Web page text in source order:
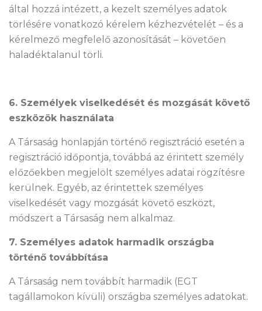
által hozzá intézett, a kezelt személyes adatok
törlésére vonatkozó kérelem kézhezvételét – és a
kérelmező megfelelő azonosítását – követően
haladéktalanul törli.
6. Személyek viselkedését és mozgását követő
eszközök használata
A Társaság honlapján történő regisztráció esetén a
regisztráció időpontja, továbbá az érintett személy
előzőekben megjelölt személyes adatai rögzítésre
kerülnek. Egyéb, az érintettek személyes
viselkedését vagy mozgását követő eszközt,
módszert a Társaság nem alkalmaz.
7. Személyes adatok harmadik országba
történő továbbítása
A Társaság nem továbbít harmadik (EGT
tagállamokon kívüli) országba személyes adatokat.